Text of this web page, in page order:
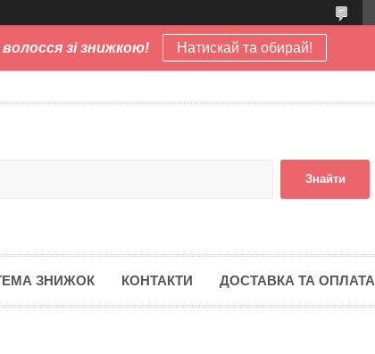
зі знижкою! Натискай та обирай!
Знайти
ЗНИЖОК КОНТАКТИ ДОСТАВКА ТА ОПЛАТА